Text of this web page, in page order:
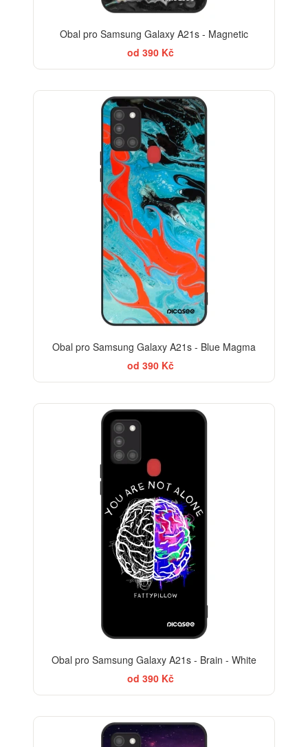
Obal pro Samsung Galaxy A21s - Magnetic
od 390 Kč
Obal pro Samsung Galaxy A21s - Blue Magma
od 390 Kč
Obal pro Samsung Galaxy A21s - Brain - White
od 390 Kč